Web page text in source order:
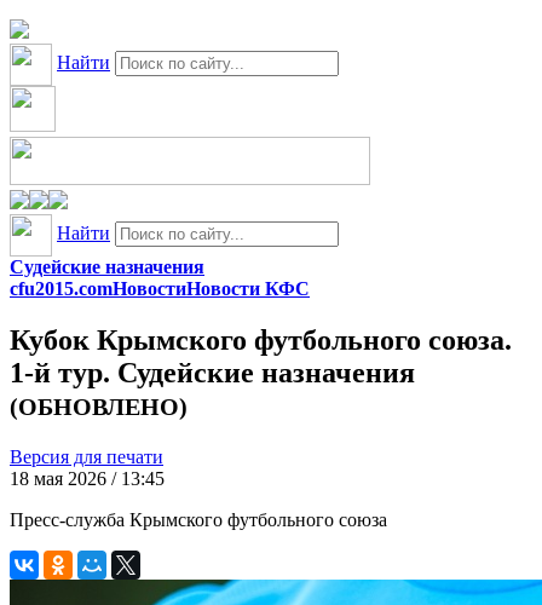
Найти
Найти
Судейские назначения
cfu2015.comНовостиНовости КФС
Кубок Крымского футбольного союза.
1-й тур. Судейские назначения
(ОБНОВЛЕНО)
Версия для печати
18 мая 2026 / 13:45
Пресс-служба Крымского футбольного союза